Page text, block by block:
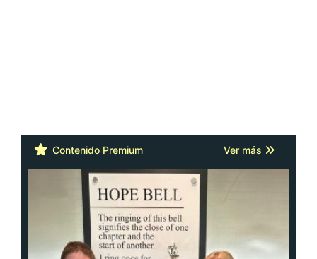
Contenido Premium Ver más